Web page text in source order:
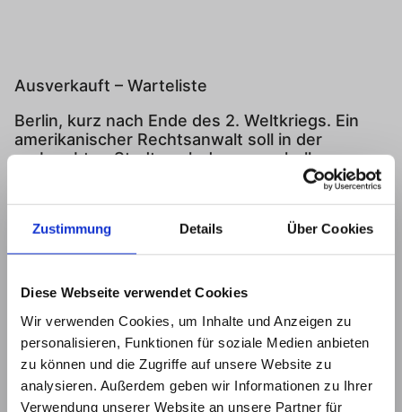
Zustimmung Details Über Cookies
Diese Webseite verwendet Cookies
Wir verwenden Cookies, um Inhalte und Anzeigen zu
personalisieren, Funktionen für soziale Medien anbieten
zu können und die Zugriffe auf unsere Website zu
analysieren. Außerdem geben wir Informationen zu Ihrer
Verwendung unserer Website an unsere Partner für
Ausverkauft – Warteliste
Berlin, kurz nach Ende des 2. Weltkriegs. Ein
amerikanischer Rechtsanwalt soll in der
zerbombten Stadt nach dem verschollenen
Erben eines großen Vermögens suchen. Dabei
kommt er einer skrupellosen Geldfälscherbande
Leben fürchten. Es kommt zu spektakulären
Verfolgungsjagden in VW-Käfern durch Berlin,
Reichstagsgebäudes.
Ort: Marie. Das Bistro im Bundestag
Marie-Elisabeth-Lüders-Haus Adele-Schreiber-
Krieger-Straße 1, 10117 Berlin Deutschland
Freitag, 6. März